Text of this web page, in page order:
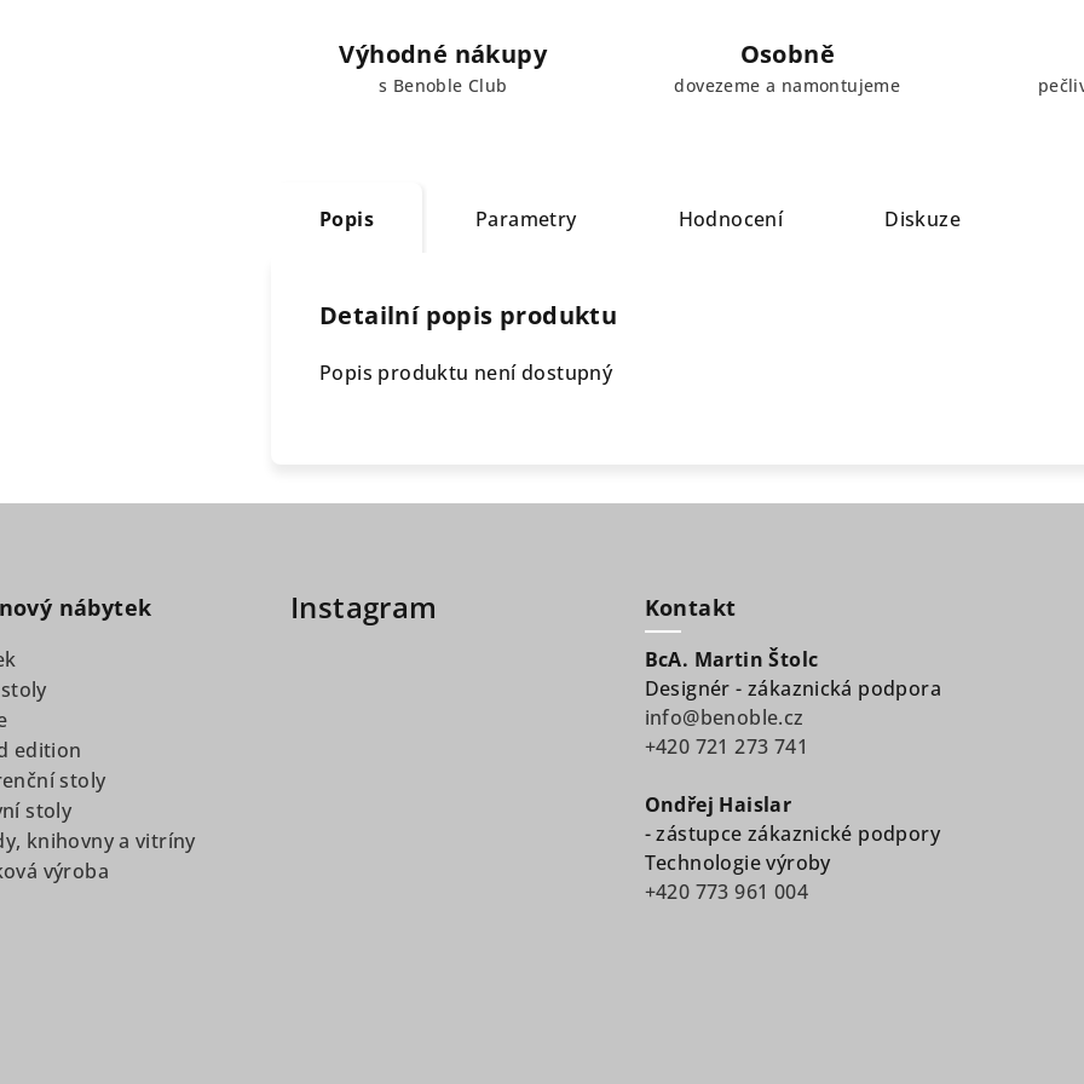
Výhodné nákupy
s Benoble Club
Osobně
dovezeme a namontujeme
Popis Parametry Hodnocení Diskuze
Detailní popis produktu
Popis produktu není dostupný
nábytek
edition
stoly
stoly
knihovny a vitríny
výroba
Instagram Kontakt
BcA. Martin Štolc
Designér - zákaznická podpora
info@benoble.cz
+420 721 273 741
Ondřej Haislar
- zástupce zákaznické podpory
Technologie výroby
+420 773 961 004